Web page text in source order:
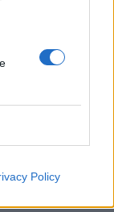
Policy